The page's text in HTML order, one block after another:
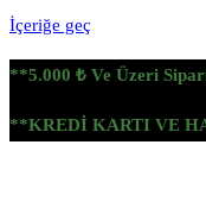
İçeriğe geç
**5.000 ₺ Ve Üzeri
**KREDİ KARTI VE